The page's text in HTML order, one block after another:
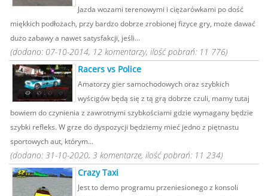
Jazda wozami terenowymi i ciężarówkami po dość
miękkich podłożach, przy bardzo dobrze zrobionej fizyce gry, może dawać
dużo zabawy a nawet satysfakcji, jeśli...
(dodano: 07-10-2014, 12 komentarzy, ilość pobrań: 11 776)
Racers vs Police
Amatorzy gier samochodowych oraz szybkich
wyścigów będą się z tą grą dobrze czuli, mamy tutaj
bowiem do czynienia z zawrotnymi szybkościami gdzie wymagany będzie
szybki refleks. W grze do dyspozycji będziemy mieć jedno z piętnastu
sportowych aut, którym...
(dodano: 31-10-2020, 3 komentarze, ilość pobrań: 11 234)
Crazy Taxi
Jest to demo programu przeniesionego z konsoli